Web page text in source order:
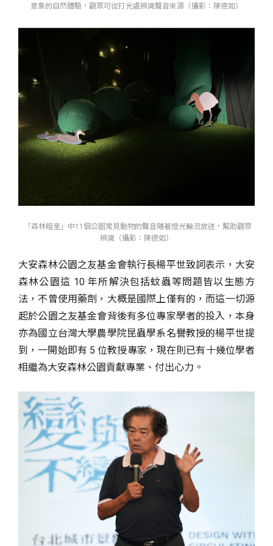
意象的自然體驗，觀眾可從打光處辨識聲音來源（攝影：陳德如）
「森林暗室」中11個公園常見動物的聲音隨著燈光輪流放送，幫助觀眾
辨識（攝影：陳德如）
大安森林公園之友基金會執行長楊平世致詞表示，大安
森林公園這 10 年所解決包括蚊蟲等問題皆以生態方
法，不曾使用藥劑，大概是國際上僅有的，而這一切源
起於公園之友基金會背後有多位專家學者的投入，本身
亦為國立台灣大學農學院昆蟲學系名譽教授的楊平世提
到，一開始即有 5 位教授專家，現在則已有十幾位學者
相繼為大安森林公園貢獻專業、付出心力。